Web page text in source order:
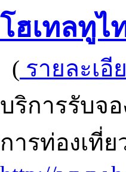
โฮเทลทูไ
( รายละเอี
บริการรับจ
การท่องเที่ย